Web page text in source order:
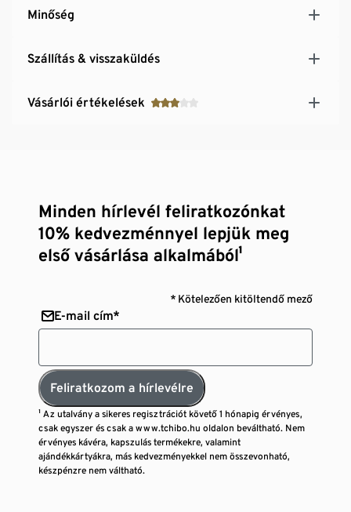
Minőség
Szállítás & visszaküldés
Vásárlói értékelések
Minden hírlevél feliratkozónkat
10% kedvezménnyel lepjük meg
első vásárlása alkalmából¹
* Kötelezően kitöltendő mező
E-mail cím*
Feliratkozom a hírlevélre
¹ Az utalvány a sikeres regisztrációt követő 1 hónapig érvényes,
csak egyszer és csak a www.tchibo.hu oldalon beváltható. Nem
érvényes kávéra, kapszulás termékekre, valamint
ajándékkártyákra, más kedvezményekkel nem összevonható,
készpénzre nem váltható.